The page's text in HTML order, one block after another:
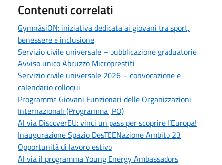
Contenuti correlati
GymnàsiON: iniziativa dedicata ai giovani tra sport,
benessere e inclusione
Servizio civile universale – pubblicazione graduatorie
Avviso unico Abruzzo Microprestiti
Servizio civile universale 2026 – convocazione e
calendario colloqui
Programma Giovani Funzionari delle Organizzazioni
Internazionali (Programma JPO)
Al via DiscoverEU: vinci un pass per scoprire l’Europa!
Inaugurazione Spazio DesTEENazione Ambito 23
Opportunità di lavoro estivo
Al via il programma Young Energy Ambassadors